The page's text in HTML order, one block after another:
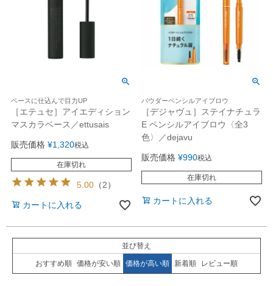
ベースに仕込んで目力UP
［エテュセ］アイエディション
マスカラベース／ettusais
販売価格 ¥1,320税込
在庫切れ
5.00 （2）
カートに入れる
パウダーペンシルアイブロウ
［デジャヴュ］ステイナチュラ
E ペンシルアイブロウ〈全3
色〉／dejavu
販売価格 ¥990税込
在庫切れ
カートに入れる
並び替え
おすすめ順 価格が安い順 価格が高い順 新着順 レビュー順